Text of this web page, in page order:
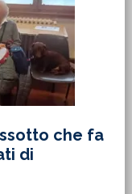
che fa
di